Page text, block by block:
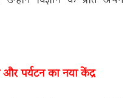
और पर्यटन का नया केंद्र